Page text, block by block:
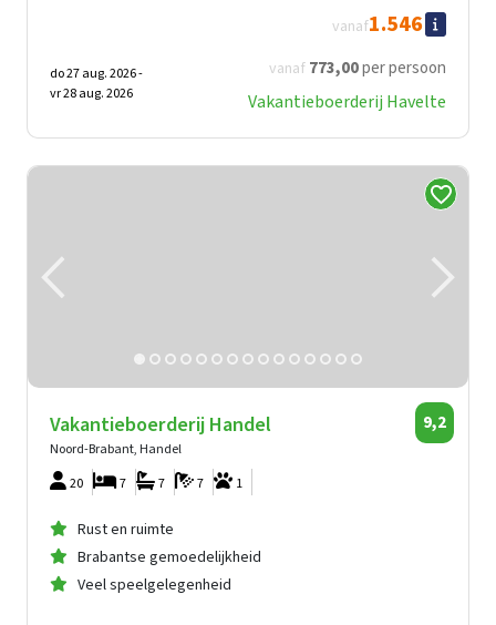
vanaf 773,00per persoon
vanaf1.546
do 27 aug. 2026 -
vr 28 aug. 2026
Vakantieboerderij Havelte
Vakantieboerderij Handel
Noord-Brabant, Handel
9,2
20 1
7
7
7
Rust en ruimte
Brabantse gemoedelijkheid
Veel speelgelegenheid